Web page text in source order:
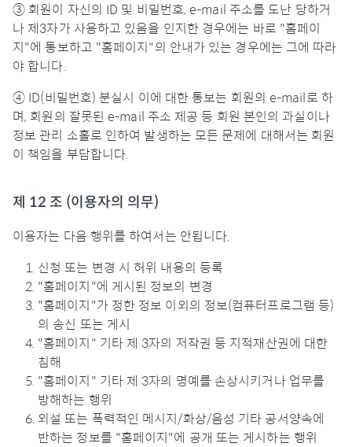
③ 회원이 자신의 ID 및 비밀번호, e-mail 주소를 도난 당하거
나 제3자가 사용하고 있음을 인지한 경우에는 바로 "홈페이
지"에 통보하고 "홈페이지"의 안내가 있는 경우에는 그에 따라
야 합니다.
④ ID(비밀번호) 분실시 이에 대한 통보는 회원의 e-mail로 하
며, 회원의 잘못된 e-mail 주소 제공 등 회원 본인의 과실이나
정보 관리 소홀로 인하여 발생하는 모든 문제에 대해서는 회원
이 책임을 부담합니다.
제 12 조 (이용자의 의무)
이용자는 다음 행위를 하여서는 안됩니다.
신청 또는 변경 시 허위 내용의 등록
"홈페이지"에 게시된 정보의 변경
"홈페이지"가 정한 정보 이외의 정보(컴퓨터프로그램 등)
의 송신 또는 게시
"홈페이지" 기타 제 3자의 저작권 등 지적재산권에 대한
침해
"홈페이지" 기타 제 3자의 명예를 손상시키거나 업무를
방해하는 행위
외설 또는 폭력적인 메시지/화상/음성 기타 공서양속에
반하는 정보를 "홈페이지"에 공개 또는 게시하는 행위